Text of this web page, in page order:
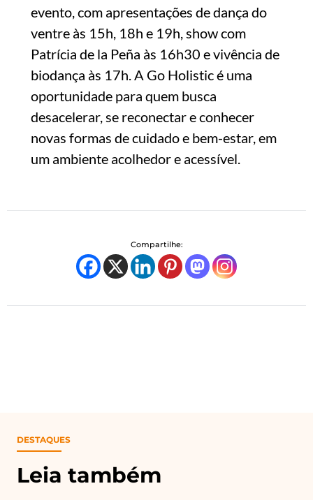
evento, com apresentações de dança do
ventre às 15h, 18h e 19h, show com
Patrícia de la Peña às 16h30 e vivência de
biodança às 17h. A Go Holistic é uma
oportunidade para quem busca
desacelerar, se reconectar e conhecer
novas formas de cuidado e bem-estar, em
um ambiente acolhedor e acessível.
Compartilhe:
DESTAQUES
Leia também